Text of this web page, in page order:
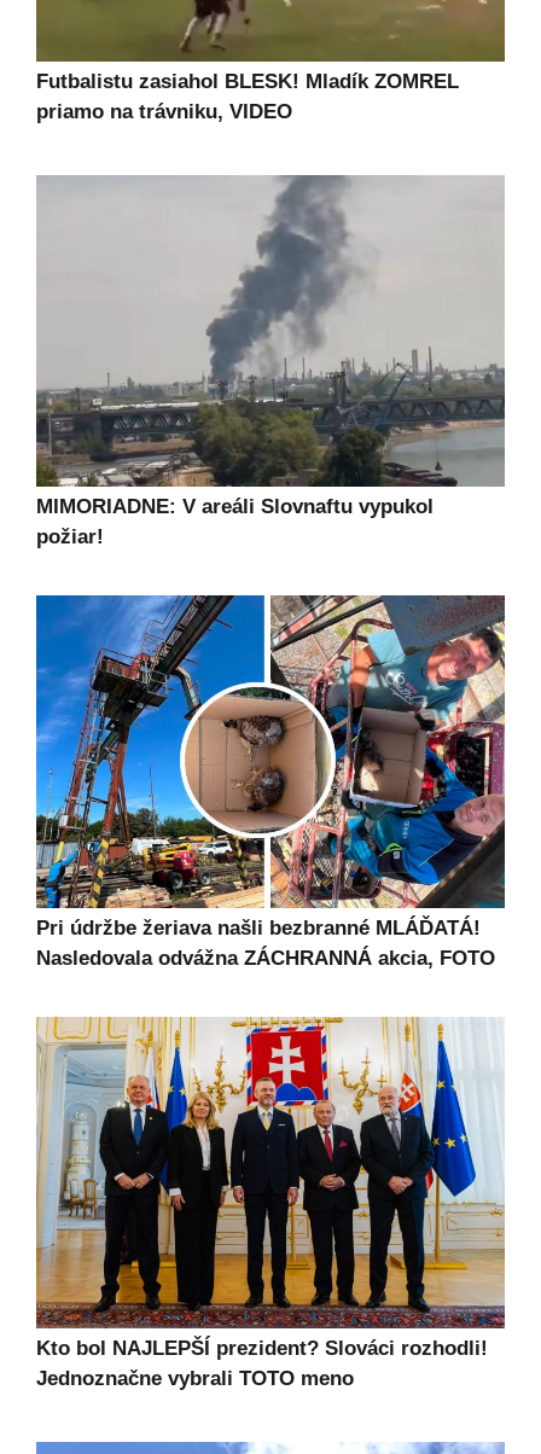
Futbalistu zasiahol BLESK! Mladík ZOMREL
priamo na trávniku, VIDEO
MIMORIADNE: V areáli Slovnaftu vypukol
požiar!
Pri údržbe žeriava našli bezbranné MLÁĎATÁ!
Nasledovala odvážna ZÁCHRANNÁ akcia, FOTO
Kto bol NAJLEPŠÍ prezident? Slováci rozhodli!
Jednoznačne vybrali TOTO meno